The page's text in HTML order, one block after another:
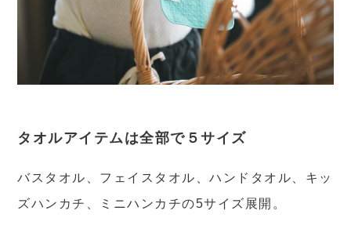
タオルアイテムは全部で５サイズ
バスタオル、フェイスタオル、ハンドタオル、キッ
ズハンカチ、ミニハンカチの5サイズ展開。